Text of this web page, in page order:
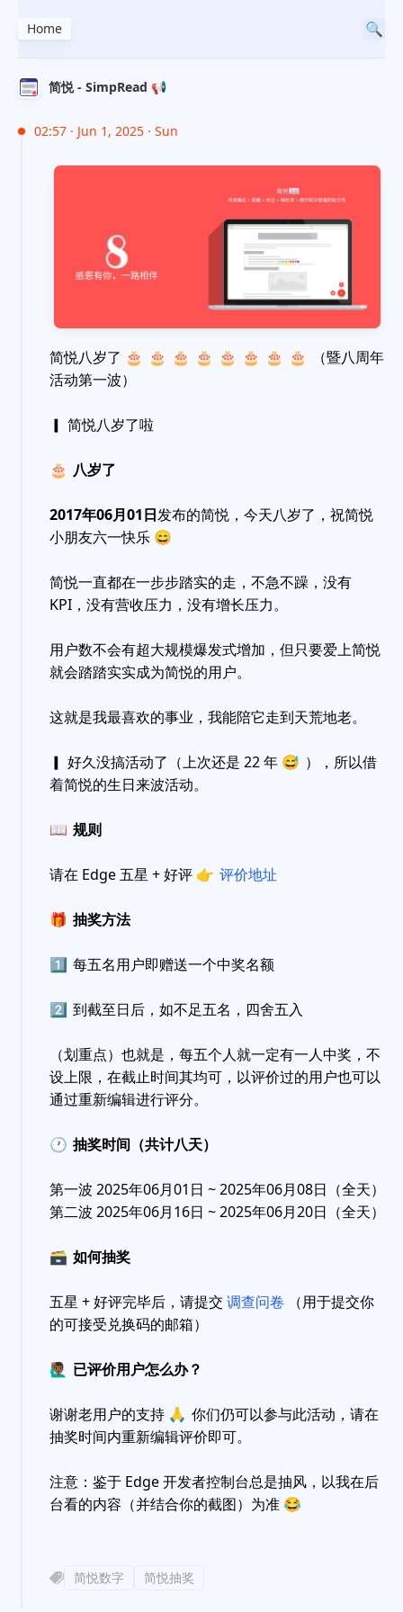
简悦 - SimpRead 📢
02:57 · Jun 1, 2025 · Sun
简悦八岁了 🎂 🎂 🎂 🎂 🎂 🎂 🎂 🎂
（暨八周年
活动第一波）
▎ 简悦八岁了啦
🎂 八岁了
2017年06月01日发布的简悦，今天八岁了，祝简悦
小朋友六一快乐 😄
简悦一直都在一步步踏实的走，不急不躁，没有
KPI，没有营收压力，没有增长压力。
用户数不会有超大规模爆发式增加，但只要爱上简悦
就会踏踏实实成为简悦的用户。
这就是我最喜欢的事业，我能陪它走到天荒地老。
▎ 好久没搞活动了（上次还是 22 年 😅 ），所以借
着简悦的生日来波活动。
📖 规则
请在 Edge 五星 + 好评 👉 评价地址
🎁 抽奖方法
1️⃣ 每五名用户即赠送一个中奖名额
2️⃣ 到截至日后，如不足五名，四舍五入
（划重点）也就是，每五个人就一定有一人中奖，不
设上限，在截止时间其均可，以评价过的用户也可以
通过重新编辑进行评分。
🕐 抽奖时间（共计八天）
第一波 2025年06月01日 ~ 2025年06月08日（全天）
第二波 2025年06月16日 ~ 2025年06月20日（全天）
🗃 如何抽奖
五星 + 好评完毕后，请提交 调查问卷 （用于提交你
的可接受兑换码的邮箱）
🙋🏾‍♂️ 已评价用户怎么办？
谢谢老用户的支持 🙏 你们仍可以参与此活动，请在
抽奖时间内重新编辑评价即可。
注意：鉴于 Edge 开发者控制台总是抽风，以我在后
台看的内容（并结合你的截图）为准😂
简悦数字 简悦抽奖
Home